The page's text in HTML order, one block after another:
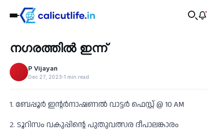
‹
Recent
നഗരത്തിൽ ഇന്ന്
P Vijayan
Dec 27, 2023 1 min read
1. ബേപ്പൂർ ഇന്റർനാഷണൽ വാട്ടർ ഫെസ്റ്റ് @ 10 AM
2. ടൂറിസം വകുപ്പിന്റെ പുതുവത്സര ദീപാലങ്കാരം